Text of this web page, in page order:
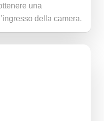
una
della camera.